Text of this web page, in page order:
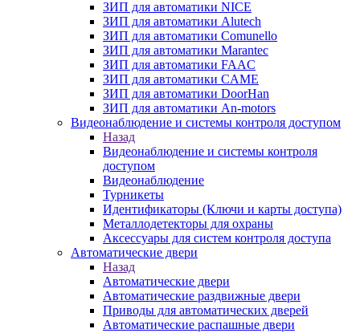
ЗИП для автоматики NICE
ЗИП для автоматики Alutech
ЗИП для автоматики Comunello
ЗИП для автоматики Marantec
ЗИП для автоматики FAAC
ЗИП для автоматики CAME
ЗИП для автоматики DoorHan
ЗИП для автоматики An-motors
Видеонаблюдение и системы контроля доступом
Назад
Видеонаблюдение и системы контроля
доступом
Видеонаблюдение
Турникеты
Идентификаторы (Ключи и карты доступа)
Металлодетекторы для охраны
Аксессуары для систем контроля доступа
Автоматические двери
Назад
Автоматические двери
Автоматические раздвижные двери
Приводы для автоматических дверей
Автоматические распашные двери